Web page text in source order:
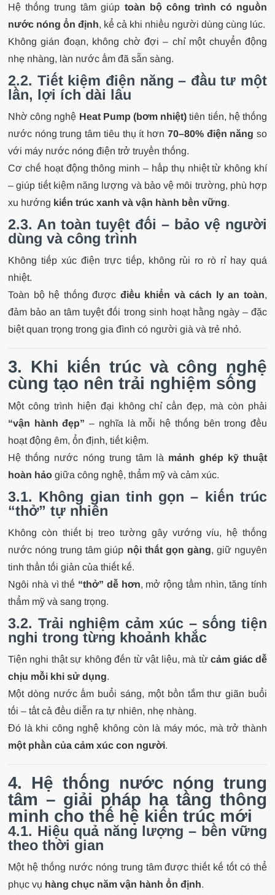
Hệ thống trung tâm giúp toàn bộ công trình có nguồn
nước nóng ổn định, kể cả khi nhiều người dùng cùng lúc.
Không gián đoạn, không chờ đợi – chỉ một chuyển động
nhẹ nhàng, làn nước ấm đã sẵn sàng.
2.2. Tiết kiệm điện năng – đầu tư một
lần, lợi ích dài lâu
Nhờ công nghệ Heat Pump (bơm nhiệt) tiên tiến, hệ thống
nước nóng trung tâm tiêu thụ ít hơn 70–80% điện năng so
với máy nước nóng điện trở truyền thống.
Cơ chế hoạt động thông minh – hấp thụ nhiệt từ không khí
– giúp tiết kiệm năng lượng và bảo vệ môi trường, phù hợp
xu hướng kiến trúc xanh và vận hành bền vững.
2.3. An toàn tuyệt đối – bảo vệ người
dùng và công trình
Không tiếp xúc điện trực tiếp, không rủi ro rò rỉ hay quá
nhiệt.
Toàn bộ hệ thống được điều khiển và cách ly an toàn,
đảm bảo an tâm tuyệt đối trong sinh hoạt hằng ngày – đặc
biệt quan trọng trong gia đình có người già và trẻ nhỏ.
3. Khi kiến trúc và công nghệ
cùng tạo nên trải nghiệm sống
Một công trình hiện đại không chỉ cần đẹp, mà còn phải
“vận hành đẹp” – nghĩa là mỗi hệ thống bên trong đều
hoạt động êm, ổn định, tiết kiệm.
Hệ thống nước nóng trung tâm là mảnh ghép kỹ thuật
hoàn hảo giữa công nghệ, thẩm mỹ và cảm xúc.
3.1. Không gian tinh gọn – kiến trúc
“thở” tự nhiên
Không còn thiết bị treo tường gây vướng víu, hệ thống
nước nóng trung tâm giúp nội thất gọn gàng, giữ nguyên
tinh thần tối giản của thiết kế.
Ngôi nhà vì thế “thở” dễ hơn, mở rộng tầm nhìn, tăng tính
thẩm mỹ và sang trọng.
3.2. Trải nghiệm cảm xúc – sống tiện
nghi trong từng khoảnh khắc
Tiện nghi thật sự không đến từ vật liệu, mà từcảm giác dễ
chịu mỗi khi sử dụng.
Một dòng nước ấm buổi sáng, một bồn tắm thư giãn buổi
tối – tất cả đều diễn ra tự nhiên, nhẹ nhàng.
Đó là khi công nghệ không còn là máy móc, mà trở thành
một phần của cảm xúc con người.
4. Hệ thống nước nóng trung
tâm – giải pháp hạ tầng thông
minh cho thế hệ kiến trúc mới
4.1. Hiệu quả năng lượng – bền vững
theo thời gian
Một hệ thống nước nóng trung tâm được thiết kế tốt có thể
phục vụ hàng chục năm vận hành ổn định.